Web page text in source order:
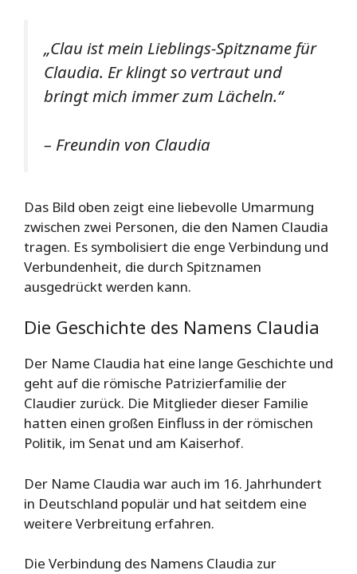
„Clau ist mein Lieblings-Spitzname für
Claudia. Er klingt so vertraut und
bringt mich immer zum Lächeln.“
– Freundin von Claudia
Das Bild oben zeigt eine liebevolle Umarmung
zwischen zwei Personen, die den Namen Claudia
tragen. Es symbolisiert die enge Verbindung und
Verbundenheit, die durch Spitznamen
ausgedrückt werden kann.
Die Geschichte des Namens Claudia
Der Name Claudia hat eine lange Geschichte und
geht auf die römische Patrizierfamilie der
Claudier zurück. Die Mitglieder dieser Familie
hatten einen großen Einfluss in der römischen
Politik, im Senat und am Kaiserhof.
Der Name Claudia war auch im 16. Jahrhundert
in Deutschland populär und hat seitdem eine
weitere Verbreitung erfahren.
Die Verbindung des Namens Claudia zur